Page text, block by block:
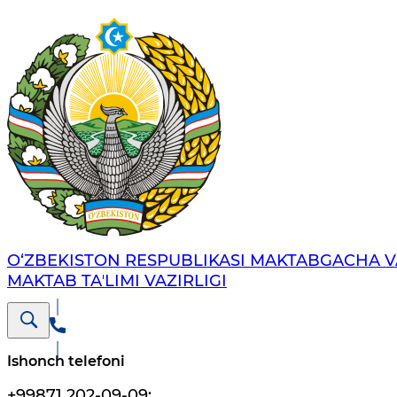
O‘ZBEKISTON RESPUBLIKASI MAKTABGACHA
MAKTAB TAʼLIMI VAZIRLIGI
Ishonch telefoni